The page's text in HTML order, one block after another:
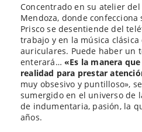
la
entrada
Concentrado en su atelier
Mendoza, donde
Prisco se desentiende del
trabajo y en la música
auriculares. Puede haber un
enterará… «Es la manera
realidad para prestar
muy obsesivo y puntilloso»,
sumergido en el universo de
de indumentaria, pasión, la
años.